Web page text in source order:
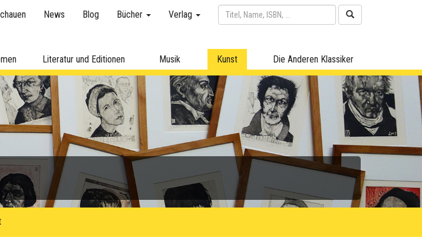
News Blog Bücher Verlag
Literatur und Editionen Musik Kunst Die Anderen Klassiker